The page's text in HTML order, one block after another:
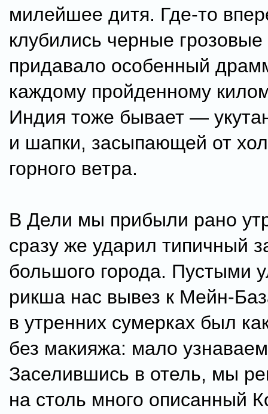
милейшее дитя. Где-то
клубились черные грозовые
придавало особенный
каждому пройденному
Индия тоже бывает —
и шапки, засыпающей от
горного ветра.
В Дели мы прибыли рано
сразу же ударил типичный
большого города. Пустыми
рикша нас вывез к Мейн-
в утренних сумерках был
без макияжа: мало
Заселившись в отель, мы
на столь много описанный